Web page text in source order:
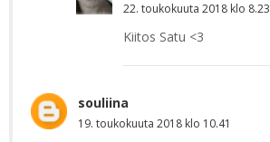
22. toukokuuta 2018 klo 8.23
Kiitos Satu <3
souliina
19. toukokuuta 2018 klo 10.41